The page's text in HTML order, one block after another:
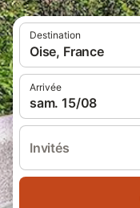
Destination
Oise, France
Arrivée
sam. 15/08
Invités